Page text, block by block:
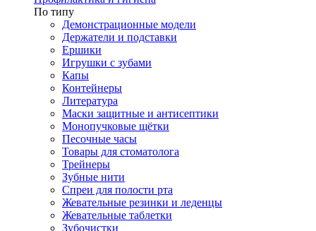
По типу
Демонстрационные модели
Держатели и подставки
Ершики
Игрушки с зубами
Капы
Контейнеры
Литература
Маски защитные и антисептики
Монопучковые щётки
Песочные часы
Товары для стоматолога
Трейнеры
Зубные нити
Спреи для полости рта
Жевательные резинки и леденцы
Жевательные таблетки
Зубочистки